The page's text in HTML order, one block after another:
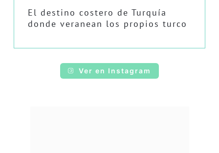
El destino costero de Turquía
donde veranean los propios turco
Ver en Instagram